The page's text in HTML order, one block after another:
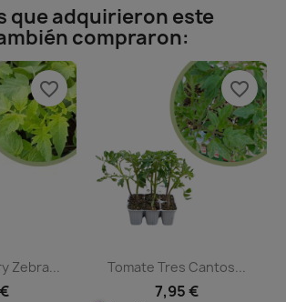
que adquirieron este
compraron:
Zebra...
favorite_border
Tomate Tres Cantos...
7,95 €
favorite_border